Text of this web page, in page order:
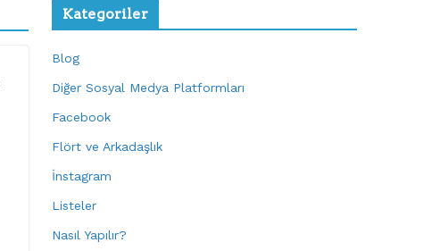
Kategoriler
Blog
Diğer Sosyal Medya Platformları
Facebook
Flört ve Arkadaşlık
İnstagram
Listeler
Nasıl Yapılır?